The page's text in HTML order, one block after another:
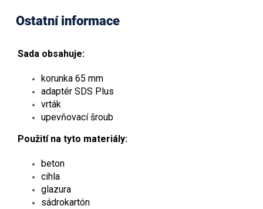
Ostatní informace
Sada obsahuje:
korunka 65 mm
adaptér SDS Plus
vrták
upevňovací šroub
Použití na tyto materiály:
beton
cihla
glazura
sádrokartón